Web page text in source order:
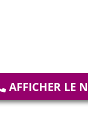
AFFICHER LE